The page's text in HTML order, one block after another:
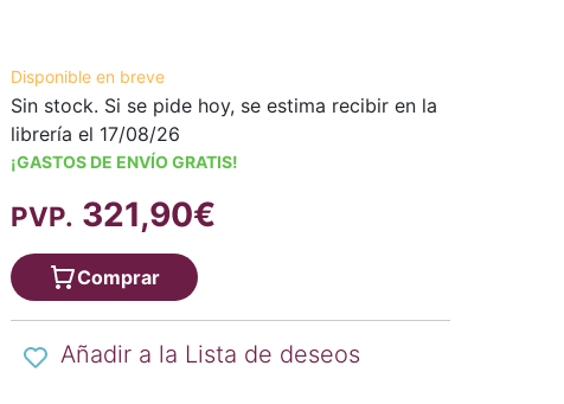
Disponible en breve
Sin stock. Si se pide hoy, se estima recibir en la
librería el 17/08/26
¡GASTOS DE ENVÍO GRATIS!
PVP. 321,90€
Comprar
Añadir a la Lista de deseos